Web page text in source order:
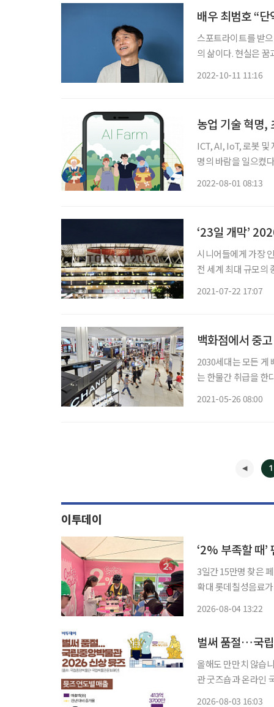
배우 최범호 “
스포트라이트를 받
의 삶이다. 현실은
2022-10-11 11:16
농업 기술 혁명,
ICT, AI, IoT, 로봇
명의 바람을 일으켰
2022-08-01 08:13
‘23일 개막’
시니어들에게 가장
전 세계 최대 규모의
2021-07-22 17:07
백화점에서 중
2030세대는 모든 게
는 한물간 취급을 한
2021-05-26 08:00
1
이투데이
‘2% 부족할 때
3일간 15만명 찾은
확대 롯데칠성음료가 인천 펜타포트 락 페스티벌에서 운영한 '2% 부족할 때 쿨링 스테이
2026-08-04 13:22
벌써 품절…국
올해도 만만치 않습니다. 2026년 국중박 뮷즈(MU:DS) 굿즈가 공개됐습니
관 굿즈숍과 온라인 국립
2026-08-03 16:03